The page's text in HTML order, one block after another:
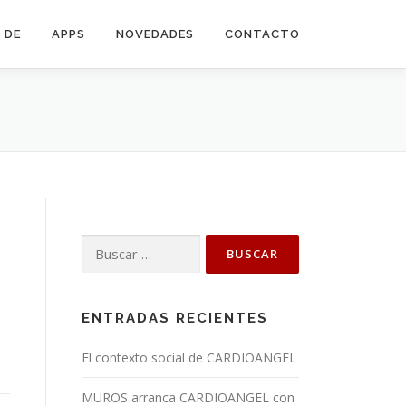
DE APPS NOVEDADES CONTACTO
ENTRADAS RECIENTES
El contexto social de CARDIOANGEL
MUROS arranca CARDIOANGEL con